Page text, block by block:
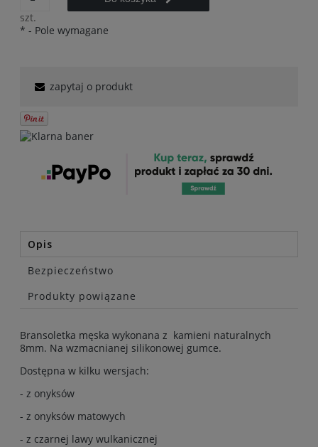
szt.
* - Pole wymagane
zapytaj o produkt
Opis
Bezpieczeństwo
Produkty powiązane
Bransoletka męska wykonana z kamieni naturalnych
8mm. Na wzmacnianej silikonowej gumce.
Dostępna w kilku wersjach:
- z onyksów
- z onyksów matowych
- z czarnej lawy wulkanicznej